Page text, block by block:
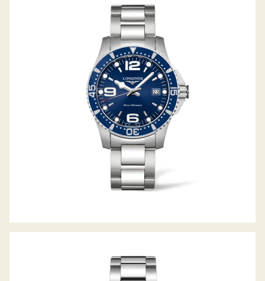
HYDROCONQUEST